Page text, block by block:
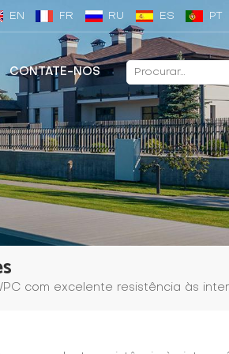
EN FR RU ES PT
CONTATE-NOS
com excelente resistência às